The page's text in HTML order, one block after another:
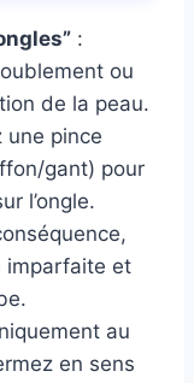
:
ou
de la peau.
une pince
gant) pour
l’ongle.
imparfaite et
au
en sens